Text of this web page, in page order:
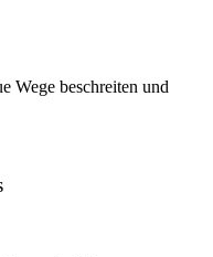
Wege beschreiten und